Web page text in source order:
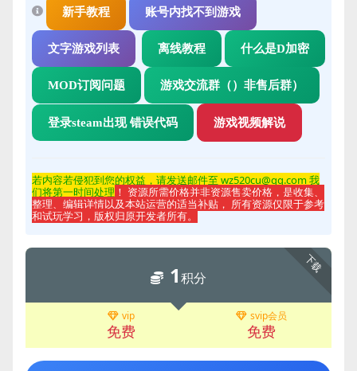
新手教程 账号内找不到游戏
文字游戏列表 离线教程 什么是D加密
MOD订阅问题 游戏交流群（）非售后群）
登录steam出现 错误代码 游戏视频解说
若内容若侵犯到您的权益，请发送邮件至 wz520cu@qq.com 我
们将第一时间处理 ！ 资源所需价格并非资源售卖价格，是收集、
整理、编辑详情以及本站运营的适当补贴， 所有资源仅限于参考
和试玩学习，版权归原开发者所有。
下载
1积分
vip
免费
svip会员
免费